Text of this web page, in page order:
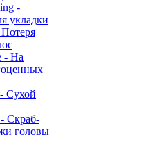
-
укладки
- На
Сухой
Скраб-
головы